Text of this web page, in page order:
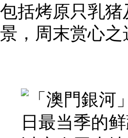
包括烤原只乳
景，周末赏心之